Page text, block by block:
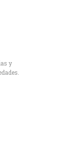
y